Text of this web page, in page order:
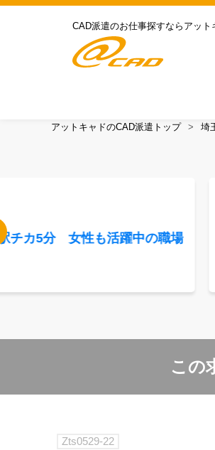
CAD派遣のお仕事探すならアット
アットキャドのCAD派遣トップ 埼
チカ5分 女性も活躍中の職場
この
Zts0529-22